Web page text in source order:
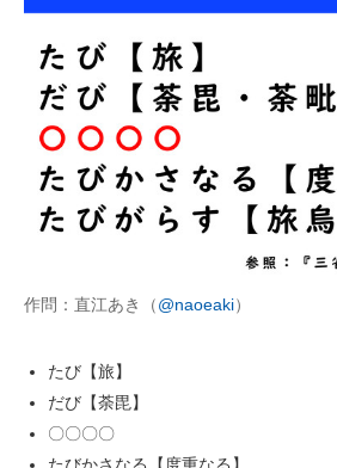
エレクトロニクス専門サイト
電子設計の基本と応用
エネルギーの専門メディア
ちょっと気になるネットの話題
作問：直江あき（@naoeaki）
たび【旅】
だび【荼毘】
〇〇〇〇